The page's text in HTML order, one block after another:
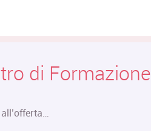
di Formazione